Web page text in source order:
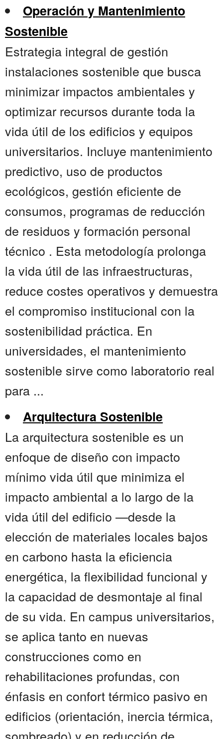
Operación y Mantenimiento
Sostenible
Estrategia integral de gestión
instalaciones sostenible que busca
minimizar impactos ambientales y
optimizar recursos durante toda la
vida útil de los edificios y equipos
universitarios. Incluye mantenimiento
predictivo, uso de productos
ecológicos, gestión eficiente de
consumos, programas de reducción
de residuos y formación personal
técnico . Esta metodología prolonga
la vida útil de las infraestructuras,
reduce costes operativos y demuestra
el compromiso institucional con la
sostenibilidad práctica. En
universidades, el mantenimiento
sostenible sirve como laboratorio real
para ...
Arquitectura Sostenible
La arquitectura sostenible es un
enfoque de diseño con impacto
mínimo vida útil que minimiza el
impacto ambiental a lo largo de la
vida útil del edificio —desde la
elección de materiales locales bajos
en carbono hasta la eficiencia
energética, la flexibilidad funcional y
la capacidad de desmontaje al final
de su vida. En campus universitarios,
se aplica tanto en nuevas
construcciones como en
rehabilitaciones profundas, con
énfasis en confort térmico pasivo en
edificios (orientación, inercia térmica,